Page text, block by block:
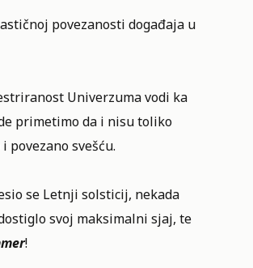
povezanosti događaja u
Univerzuma vodi ka
primetimo da i nisu toliko
povezano svešću.
se Letnji solsticij, nekada
svoj maksimalni sjaj, te
!